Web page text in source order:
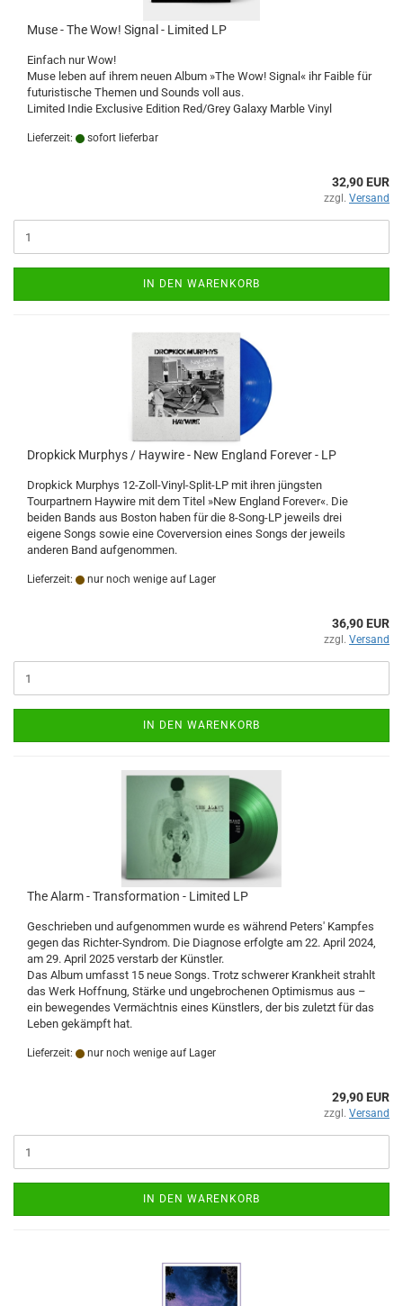
Muse - The Wow! Signal - Limited LP
Einfach nur Wow!
Muse leben auf ihrem neuen Album »The Wow! Signal« ihr Faible für
futuristische Themen und Sounds voll aus.
Limited Indie Exclusive Edition Red/Grey Galaxy Marble Vinyl
Lieferzeit: sofort lieferbar
32,90 EUR
zzgl. Versand
IN DEN WARENKORB
Dropkick Murphys / Haywire - New England Forever - LP
Dropkick Murphys 12-Zoll-Vinyl-Split-LP mit ihren jüngsten
Tourpartnern Haywire mit dem Titel »New England Forever«. Die
beiden Bands aus Boston haben für die 8-Song-LP jeweils drei
eigene Songs sowie eine Coverversion eines Songs der jeweils
anderen Band aufgenommen.
Lieferzeit: nur noch wenige auf Lager
36,90 EUR
zzgl. Versand
IN DEN WARENKORB
The Alarm - Transformation - Limited LP
Geschrieben und aufgenommen wurde es während Peters' Kampfes
gegen das Richter-Syndrom. Die Diagnose erfolgte am 22. April 2024,
am 29. April 2025 verstarb der Künstler.
Das Album umfasst 15 neue Songs. Trotz schwerer Krankheit strahlt
das Werk Hoffnung, Stärke und ungebrochenen Optimismus aus –
ein bewegendes Vermächtnis eines Künstlers, der bis zuletzt für das
Leben gekämpft hat.
Lieferzeit: nur noch wenige auf Lager
29,90 EUR
zzgl. Versand
IN DEN WARENKORB